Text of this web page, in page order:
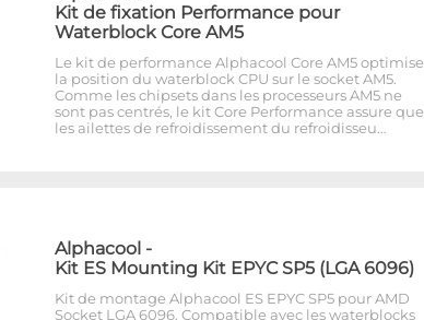
Kit de fixation Performance pour
Waterblock Core AM5
Le kit de performance Alphacool Core AM5 optimise
la position du waterblock CPU sur le socket AM5.
Comme les chipsets dans les processeurs AM5 ne
sont pas centrés, le kit Core Performance assure que
les ailettes de refroidissement du refroidisseu…
Alphacool -
Kit ES Mounting Kit EPYC SP5 (LGA 6096)
Kit de montage Alphacool ES EPYC SP5 pour AMD
Socket LGA 6096. Compatible avec les waterblocks